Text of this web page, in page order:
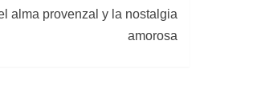
alma provenzal y la nostalgia
amorosa